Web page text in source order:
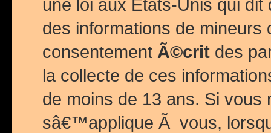
une loi aux Etats-Unis qui
des informations de mineurs
consentement Ã©crit des
la collecte de ces
de moins de 13 ans. Si
sâ€™applique Ã vous,